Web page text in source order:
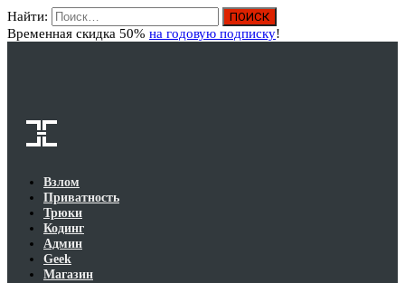
Найти:
Временная скидка 50% на годовую подписку!
Взлом
Приватность
Трюки
Кодинг
Админ
Geek
Магазин